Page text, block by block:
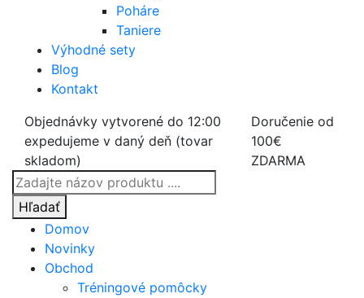
Poháre
Taniere
Výhodné sety
Blog
Kontakt
Objednávky vytvorené do 12:00
expedujeme v daný deň (tovar
skladom)
Doručenie od
100€
ZDARMA
Products
search
Hľadať
Domov
Novinky
Obchod
Tréningové pomôcky